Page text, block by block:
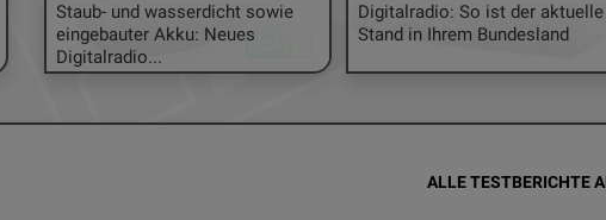
Rasenrobotern. Insbesondere bei der Navigation
über die
Staub- und wasserdicht sowie
eingebauter Akku: Neues
Digitalradio...
Digitalradio: So ist der aktuelle
Stand in Ihrem Bundesland
ALLE TESTBERICHTE